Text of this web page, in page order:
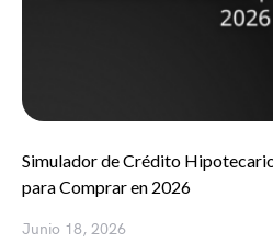
Simulador de Crédito
para Comprar en 2026
Junio 18, 2026